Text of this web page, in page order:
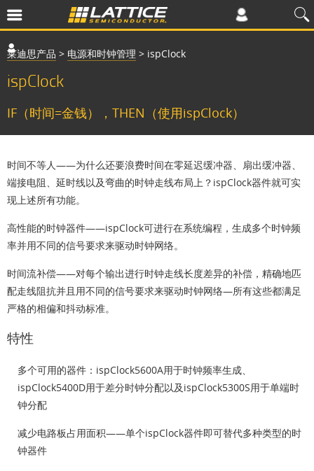
莱迪思产品 > 电源和时钟管理 > ispClock
ispClock
IF（时间=金钱），THEN（使用ispClock）
时间不等人——为什么还要浪费时间在零延迟缓冲器、扇出缓冲器、
端接电阻、延时线以及弯曲的时钟走线布局上？ispClock器件就可实
现上述所有功能。
高性能的时钟器件——ispClock可进行在系统编程，生成多个时钟频
率并用不同的信号要求来驱动时钟网络。
时间流补偿——对每个输出进行时钟走线长度差异的补偿，精确地匹
配走线阻抗并且用不同的信号要求来驱动时钟网络—所有这些都满足
严格的相偏和抖动标准。
特性
多个可用的器件：ispClock5600A用于时钟频率生成、
ispClock5400D用于差分时钟分配以及ispClock5300S用于单端时
钟分配
减少电路板占用面积——单个ispClock器件即可替代多种类型的时
钟器件